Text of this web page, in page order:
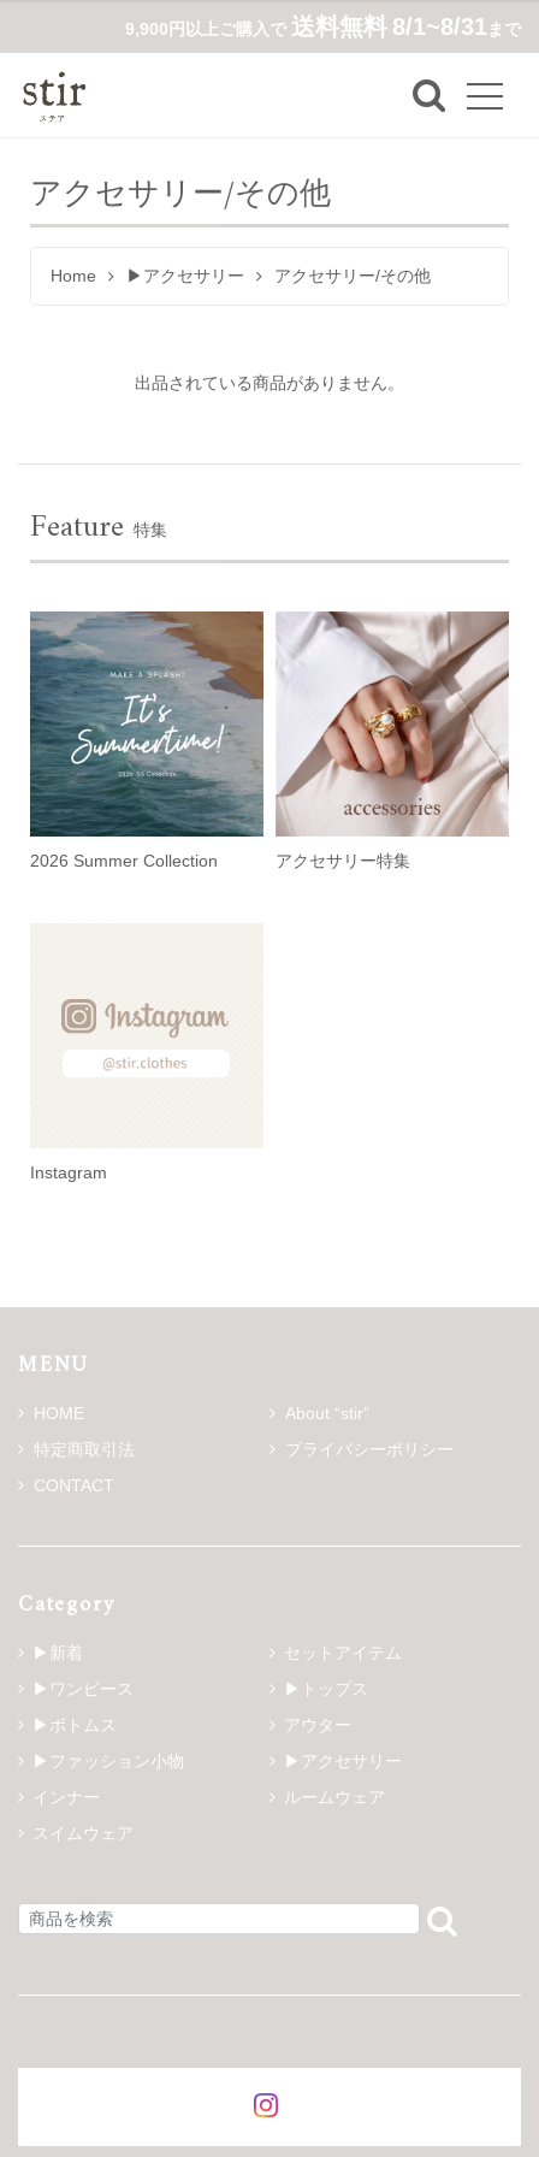
9,900円以上ご購入で 送料無料 8/1~8/31まで
アクセサリー/その他
Home ▶アクセサリー アクセサリー/その他
出品されている商品がありません。
Feature 特集
2026 Summer Collection アクセサリー特集
Instagram
MENU
HOME
About “stir”
特定商取引法
プライバシーポリシー
CONTACT
Category
▶新着
セットアイテム
▶ワンピース
▶トップス
▶ボトムス
アウター
▶ファッション小物
▶アクセサリー
インナー
ルームウェア
スイムウェア